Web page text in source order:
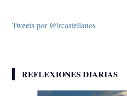
Tweets por @lrcastellanos
REFLEXIONES DIARIAS